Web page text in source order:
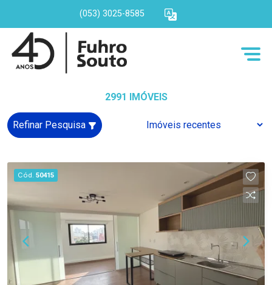
(053) 3025-8585
2991 IMÓVEIS
Refinar Pesquisa
Cód. 50415